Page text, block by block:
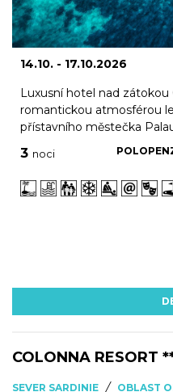
14.10. - 17.10.2026
Luxusní hotel nad zátokou
romantickou atmosférou
přístavního městečka
3 noci
COLONNA RESORT
SEVER SARDINIE / OBLAST